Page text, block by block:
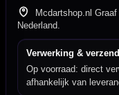
Mcdartshop.nl
Nederland.
Verwerking &
Op voorraad: direct
afhankelijk van